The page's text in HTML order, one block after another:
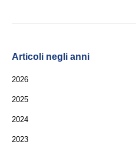
Articoli negli anni
2026
2025
2024
2023